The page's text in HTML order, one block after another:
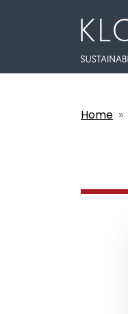
Home